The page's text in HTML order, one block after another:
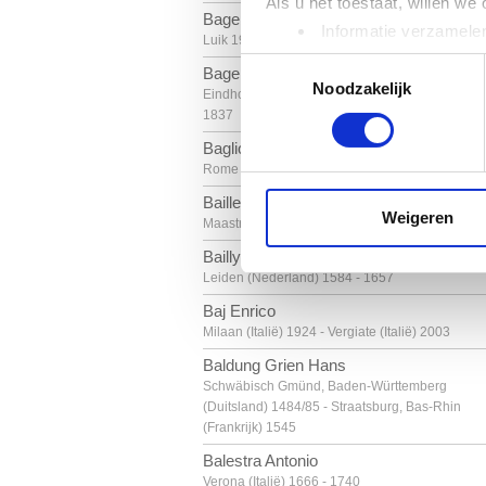
Informatie
Uw apparaat
Lees meer over hoe uw
websiteverkeer te
media, adverteren en
Noodzakelijk
Weigeren
Bage Jacques
Luik 1942
Bagelaar Ernst Willem Jan
Eindhoven (Nederland) 1775 - Son (Nederland)
1837
Baglione Giovanni
Rome (Italië) ca. 1566 - 1643
Bailleux Cesar
Maastricht (Nederland) 1937
Bailly David
Leiden (Nederland) 1584 - 1657
Baj Enrico
Milaan (Italië) 1924 - Vergiate (Italië) 2003
Baldung Grien Hans
Schwäbisch Gmünd, Baden-Württemberg
(Duitsland) 1484/85 - Straatsburg, Bas-Rhin
(Frankrijk) 1545
Balestra Antonio
Verona (Italië) 1666 - 1740